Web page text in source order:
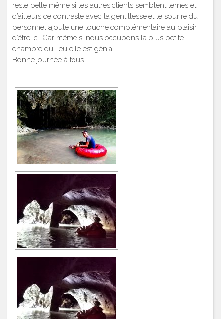
reste belle même si les autres clients semblent ternes et
d’ailleurs ce contraste avec la gentillesse et le sourire du
personnel ajoute une touche complémentaire au plaisir
d’être ici. Car même si nous occupons la plus petite
chambre du lieu elle est génial.
Bonne journée à tous